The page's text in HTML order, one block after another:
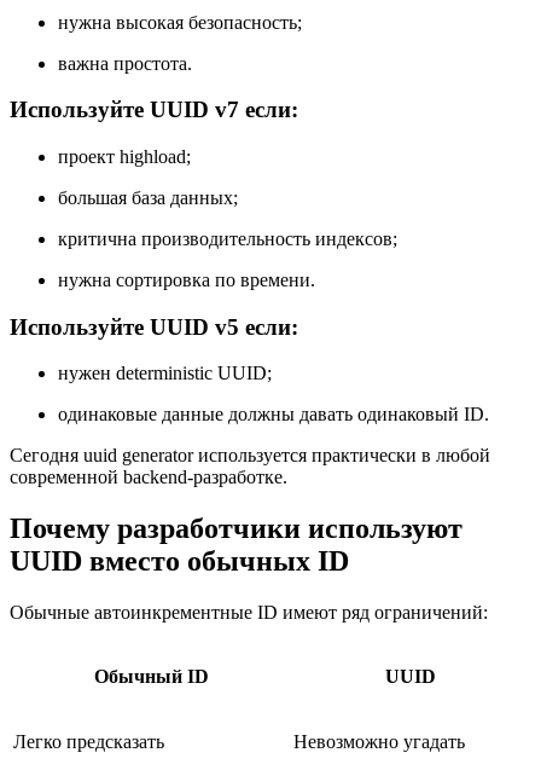
нужна высокая безопасность;
важна простота.
Используйте UUID v7 если:
проект highload;
большая база данных;
критична производительность индексов;
нужна сортировка по времени.
Используйте UUID v5 если:
нужен deterministic UUID;
одинаковые данные должны давать одинаковый ID.
Сегодня uuid generator используется практически в любой
современной backend-разработке.
Почему разработчики используют
UUID вместо обычных ID
Обычные автоинкрементные ID имеют ряд ограничений:
Обычный ID UUID
Легко предсказать Невозможно угадать